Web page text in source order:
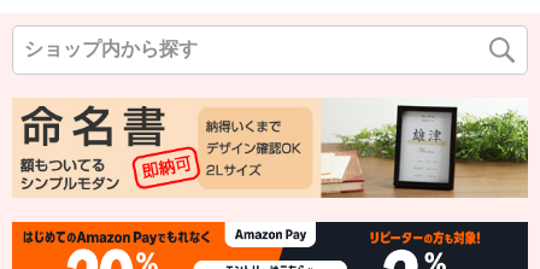
在庫なし商品を表示しない
バンドル販売
予約商品